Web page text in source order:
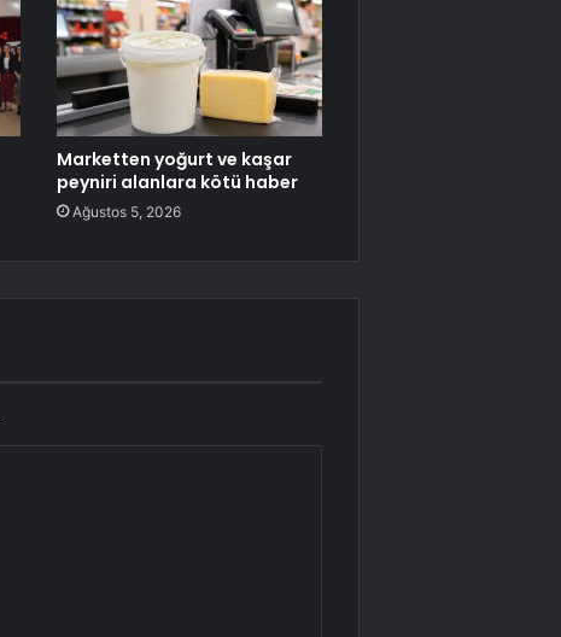
Marketten yoğurt ve kaşar
peyniri alanlara kötü haber
Ağustos 5, 2026